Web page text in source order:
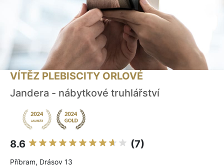
VÍTĚZ PLEBISCITY ORLOVÉ
Jandera - nábytkové truhlářství
8.6 (7)
Příbram, Drásov 13